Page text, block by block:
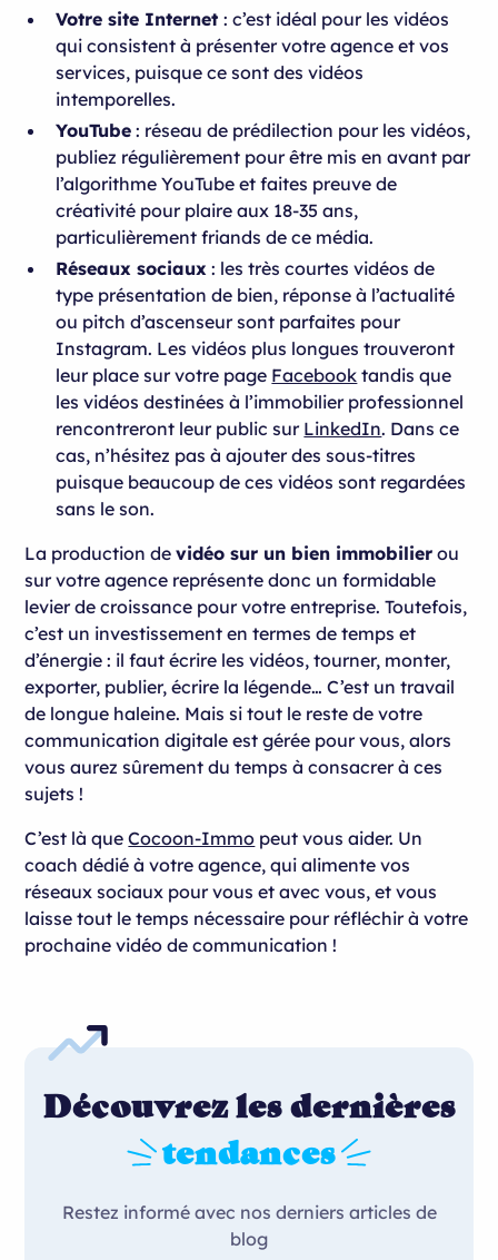
Votre site Internet: c’est idéal pour les vidéos
qui consistent à présenter votre agence et vos
services, puisque ce sont des vidéos
intemporelles.
YouTube : réseau de prédilection pour les vidéos,
publiez régulièrement pour être mis en avant par
l’algorithme YouTube et faites preuve de
créativité pour plaire aux 18-35 ans,
particulièrement friands de ce média.
Réseaux sociaux : les très courtes vidéos de
type présentation de bien, réponse à l’actualité
ou pitch d’ascenseur sont parfaites pour
Instagram. Les vidéos plus longues trouveront
leur place sur votre page Facebook tandis que
les vidéos destinées à l’immobilier professionnel
rencontreront leur public sur LinkedIn. Dans ce
cas, n’hésitez pas à ajouter des sous-titres
puisque beaucoup de ces vidéos sont regardées
sans le son.
La production devidéo sur un bien immobilier ou
sur votre agence représente donc un formidable
levier de croissance pour votre entreprise. Toutefois,
c’est un investissement en termes de temps et
d’énergie : il faut écrire les vidéos, tourner, monter,
exporter, publier, écrire la légende… C’est un travail
de longue haleine. Mais si tout le reste de votre
communication digitale est gérée pour vous, alors
vous aurez sûrement du temps à consacrer à ces
sujets !
C’est là queCocoon-Immo peut vous aider. Un
coach dédié à votre agence, qui alimente vos
réseaux sociaux pour vous et avec vous, et vous
laisse tout le temps nécessaire pour réfléchir à votre
prochaine vidéo de communication !
Découvrez les dernières
tendances
Restez informé avec nos derniers articles de
blog